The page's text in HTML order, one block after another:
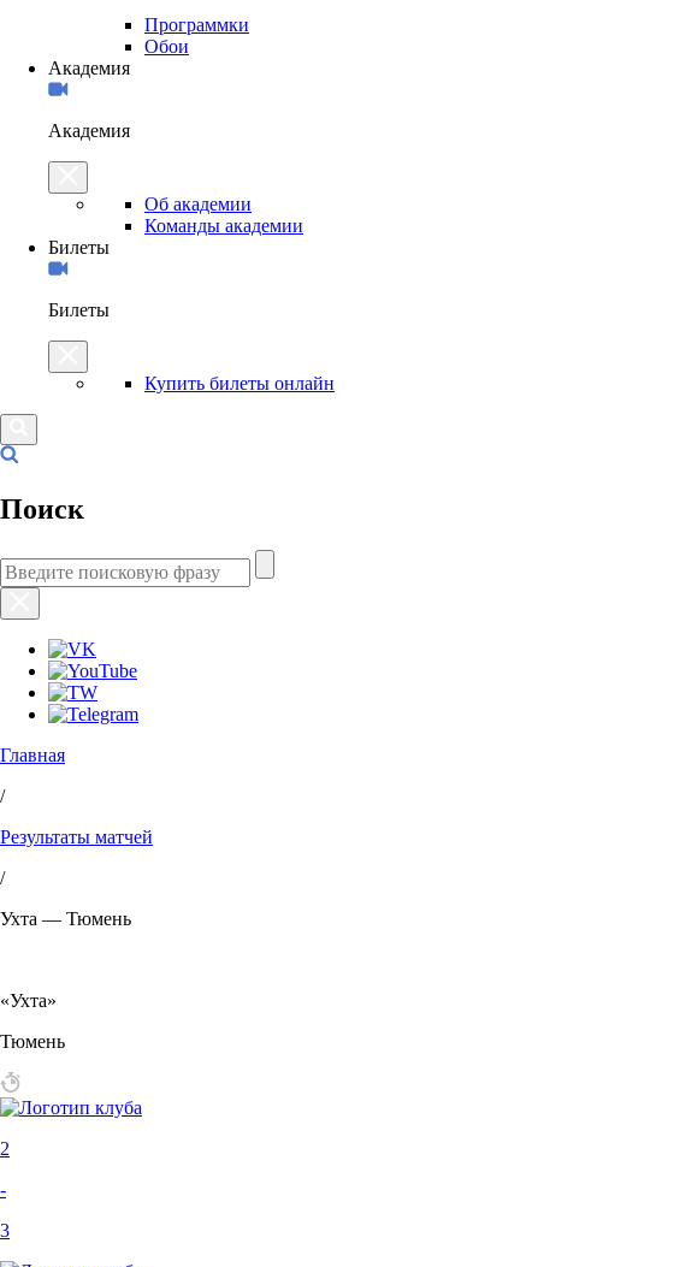
Программки
Обои
Академия
Академия
Об академии
Команды академии
Билеты
Билеты
Купить билеты онлайн
Поиск
Главная
/
Результаты матчей
/
Ухта — Тюмень
«Ухта»
Тюмень
2
-
3